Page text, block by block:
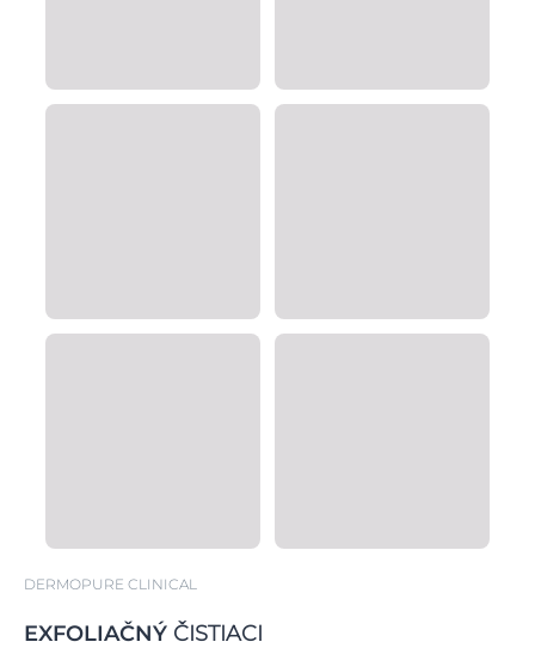
DERMOPURE CLINICAL
EXFOLIAČNÝ ČISTIACI